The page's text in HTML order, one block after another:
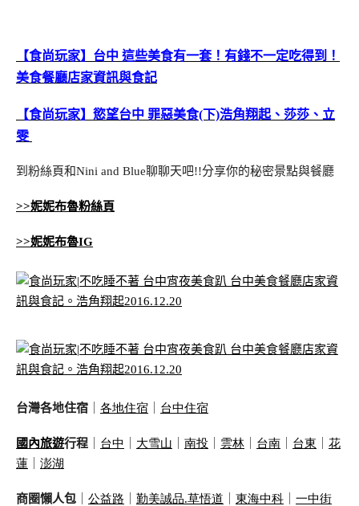
【食尚玩家】台中 這些美食有一套！有錢不一定吃得到！
美食餐廳店家資訊與食記
【食尚玩家】慾望台中 罪惡美食(下)浩角翔起、莎莎、立
雯
到粉絲頁和Nini and Blue聊聊天吧!!分享你的秘密景點與餐廳
>>妮妮布魯粉絲頁
>>妮妮布魯IG
台灣各地住宿 各地住宿 台中住宿
國內旅遊行程 台中 大雪山 南投 雲林 台南 台東
花
蓮
澎湖
商圈懶人包 公益路 勤美誠品.草悟道 東海中科
一中街